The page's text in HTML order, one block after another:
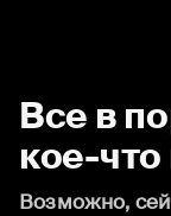
Все в
кое-
Возможно,